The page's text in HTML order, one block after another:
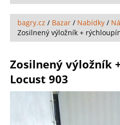
bagry.cz / Bazar / Nabídky /
Zosilnený výložník +
Zosilnený výložník
Locust 903